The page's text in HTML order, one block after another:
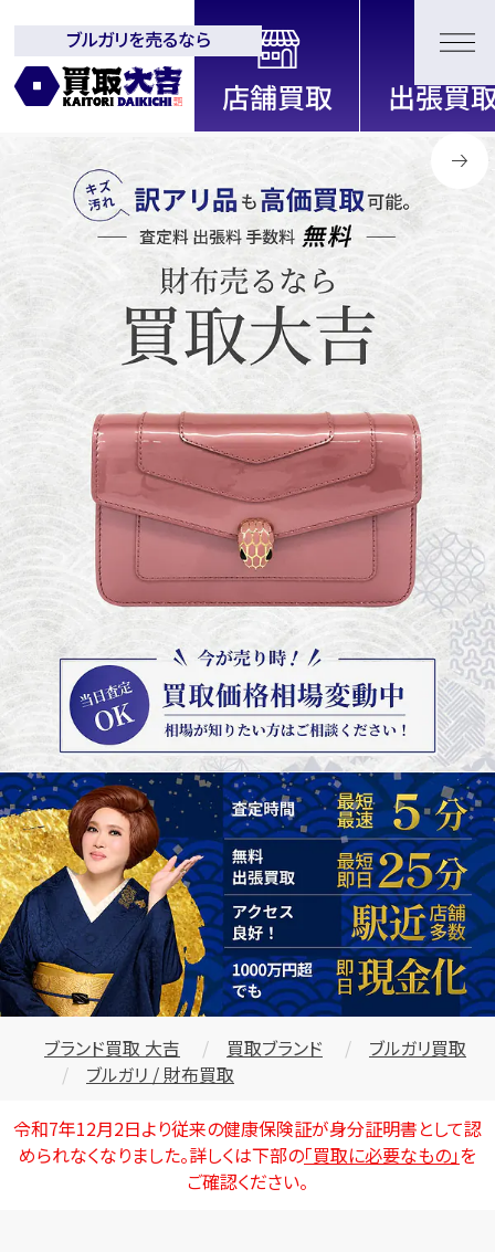
全国2200店舗以上展開中！
信頼と実績の買取専門店「買取大
吉」
ブルガリを売るなら
ブランド買取 大吉 買取ブランド
ブルガリ買取
ブルガリ / 財布買取
令和7年12月2日より従来の健康保険証が身分証明書として認
められなくなりました。詳しくは下部の「買取に必要なもの」を
ご確認ください。